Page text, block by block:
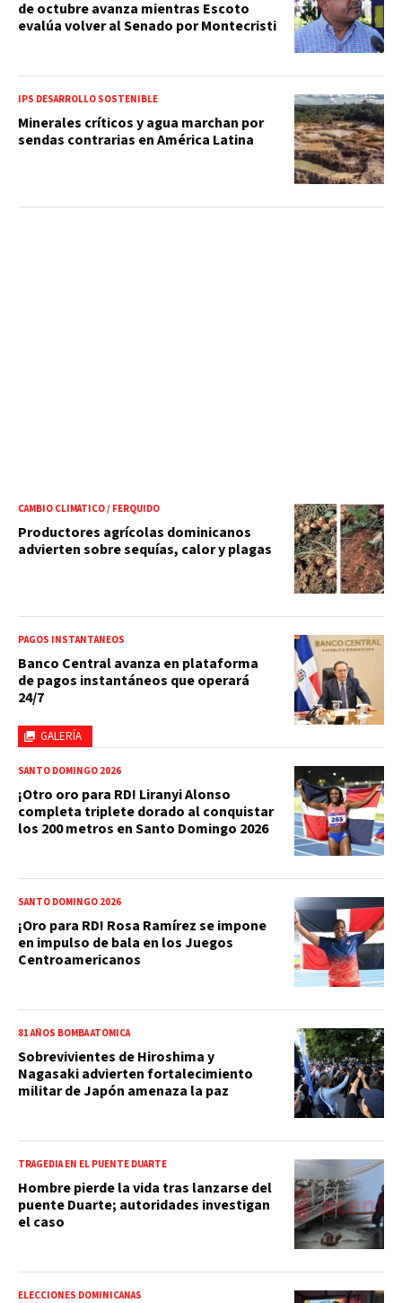
de octubre avanza mientras Escoto
evalúa volver al Senado por Montecristi
IPS DESARROLLO SOSTENIBLE
Minerales críticos y agua marchan por
sendas contrarias en América Latina
CAMBIO CLIMÁTICO / FERQUIDO
Productores agrícolas dominicanos
advierten sobre sequías, calor y plagas
GALERÍA
PAGOS INSTANTÁNEOS
Banco Central avanza en plataforma
de pagos instantáneos que operará
24/7
SANTO DOMINGO 2026
¡Otro oro para RD! Liranyi Alonso
completa triplete dorado al conquistar
los 200 metros en Santo Domingo 2026
SANTO DOMINGO 2026
¡Oro para RD! Rosa Ramírez se impone
en impulso de bala en los Juegos
Centroamericanos
81 AÑOS BOMBA ATÓMICA
Sobrevivientes de Hiroshima y
Nagasaki advierten fortalecimiento
militar de Japón amenaza la paz
TRAGEDIA EN EL PUENTE DUARTE
Hombre pierde la vida tras lanzarse del
puente Duarte; autoridades investigan
el caso
ELECCIONES DOMINICANAS